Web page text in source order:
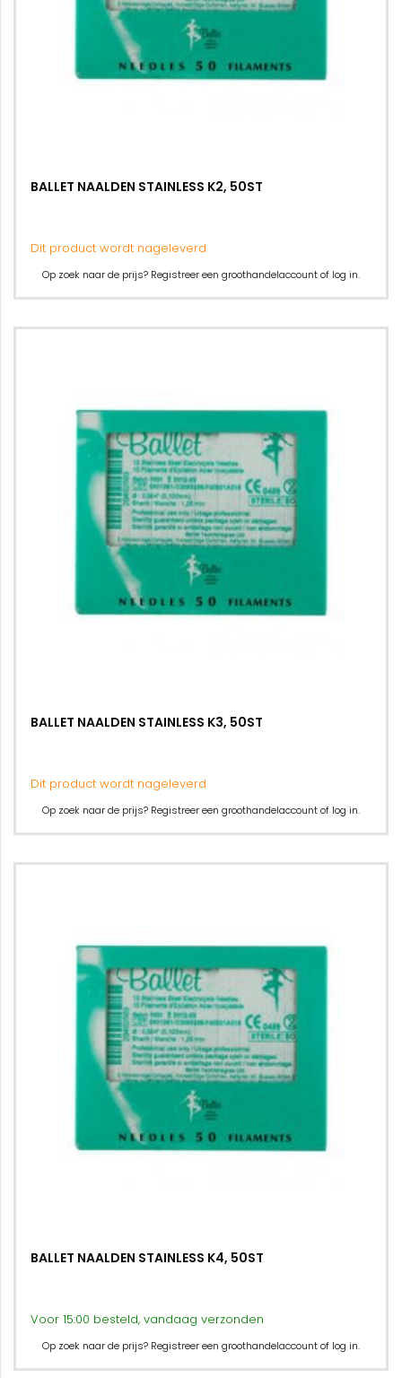
BALLET NAALDEN STAINLESS K2, 50ST
Dit product wordt nageleverd
Op zoek naar de prijs? Registreer een groothandelaccount of log in.
BALLET NAALDEN STAINLESS K3, 50ST
Dit product wordt nageleverd
Op zoek naar de prijs? Registreer een groothandelaccount of log in.
BALLET NAALDEN STAINLESS K4, 50ST
Voor 15:00 besteld, vandaag verzonden
Op zoek naar de prijs? Registreer een groothandelaccount of log in.